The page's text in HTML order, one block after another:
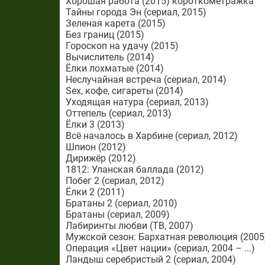
Тайны города Эн (сериал, 2015)
Зеленая карета (2015)
Без границ (2015)
Гороскоп на удачу (2015)
Вычислитель (2014)
Ёлки лохматые (2014)
Неслучайная встреча (сериал, 2014)
Sex, кофе, сигареты (2014)
Уходящая натура (сериал, 2013)
Оттепель (сериал, 2013)
Ёлки 3 (2013)
Всё началось в Харбине (сериал, 2012)
Шпион (2012)
Дирижёр (2012)
1812: Уланская баллада (2012)
Побег 2 (сериал, 2012)
Ёлки 2 (2011)
Братаны 2 (сериал, 2010)
Братаны (сериал, 2009)
Лабиринты любви (ТВ, 2007)
Мужской сезон: Бархатная революция
Операция «Цвет нации» (сериал, 2004 – ...)
Ландыш серебристый 2 (сериал, 2004)